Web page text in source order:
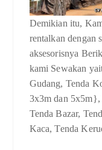
Demikian itu,
rentalkan dengan
aksesorisnya
kami Sewakan
Gudang, Tenda
3x3m dan 5x5m},
Tenda Bazar,
Kaca, Tenda